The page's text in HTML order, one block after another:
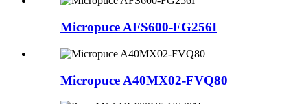
Micropuce AFS600-FG256I
Micropuce A40MX02-FVQ80